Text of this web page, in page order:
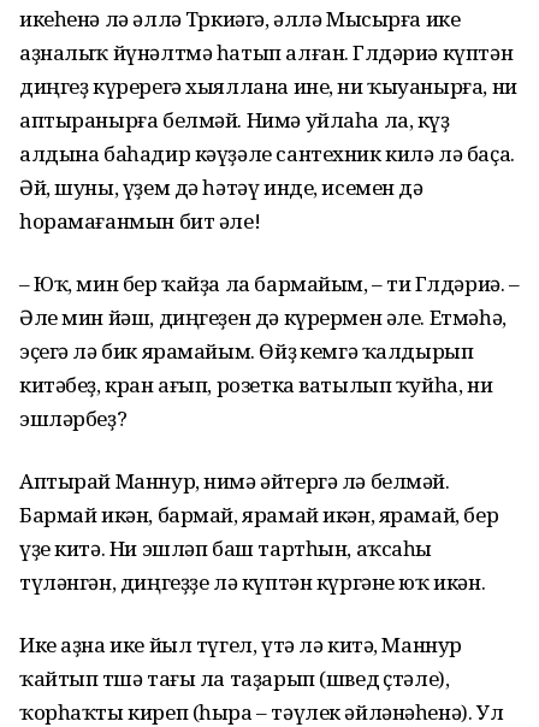
икеһенә лә әллә Төркиәгә, әллә Мысырға ике
аҙналыҡ йүнәлтмә һатып алған. Гөлдәриә күптән
диңгеҙ күререгә хыяллана ине, ни ҡыуанырға, ни
аптыранырға белмәй. Нимә уйлаһа ла, күҙ
алдына баһадир кәүҙәле сантехник килә лә баҫа.
Әй, шуны, үҙем дә һәтәү инде, исемен дә
һорамағанмын бит әле!
– Юҡ, мин бер ҡайҙа ла бармайым, – ти Гөлдәриә. –
Әле мин йәш, диңгеҙен дә күрермен әле. Етмәһә,
эҫегә лә бик ярамайым. Өйҙө кемгә ҡалдырып
китәбеҙ, кран ағып, розетка ватылып ҡуйһа, ни
эшләрбеҙ?
Аптырай Маннур, нимә әйтергә лә белмәй.
Бармай икән, бармай, ярамай икән, ярамай, бер
үҙе китә. Ни эшләп баш тартһын, аҡсаһы
түләнгән, диңгеҙҙе лә күптән күргәне юҡ икән.
Ике аҙна ике йыл түгел, үтә лә китә, Маннур
ҡайтып төшә тағы ла таҙарып (швед өҫтәле),
ҡорһаҡты киреп (һыра – тәүлек әйләнәһенә). Ул